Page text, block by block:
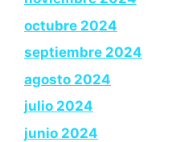
octubre 2024
septiembre 2024
agosto 2024
julio 2024
junio 2024